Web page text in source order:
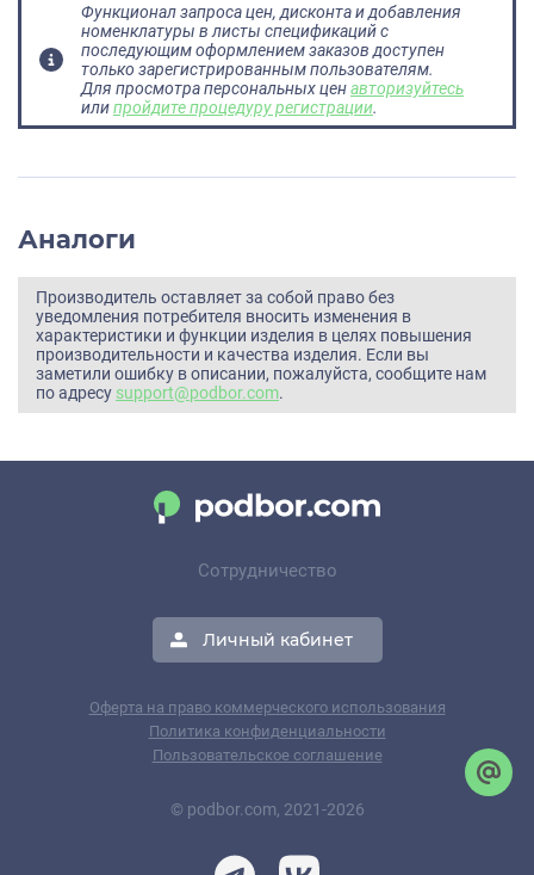
Функционал запроса цен, дисконта и добавления
номенклатуры в листы спецификаций с
последующим оформлением заказов доступен
только зарегистрированным пользователям.
Для просмотра персональных ценавторизуйтесь
илипройдите процедуру регистрации.
Аналоги
Производитель оставляет за собой право без
уведомления потребителя вносить изменения в
характеристики и функции изделия в целях повышения
производительности и качества изделия. Если вы
заметили ошибку в описании, пожалуйста, сообщите нам
по адресу support@podbor.com.
Сотрудничество
Личный кабинет
Оферта на право коммерческого использования
Политика конфиденциальности
Пользовательское соглашение
© podbor.com, 2021-2026